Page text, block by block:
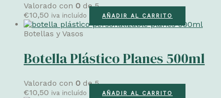
Valorado con 0 de 5
€10,50 iva incluído AÑADIR AL CARRITO
Botellas y Vasos
Botella Plástico Planes 500ml
Valorado con 0 de 5
€10,50 iva incluído AÑADIR AL CARRITO